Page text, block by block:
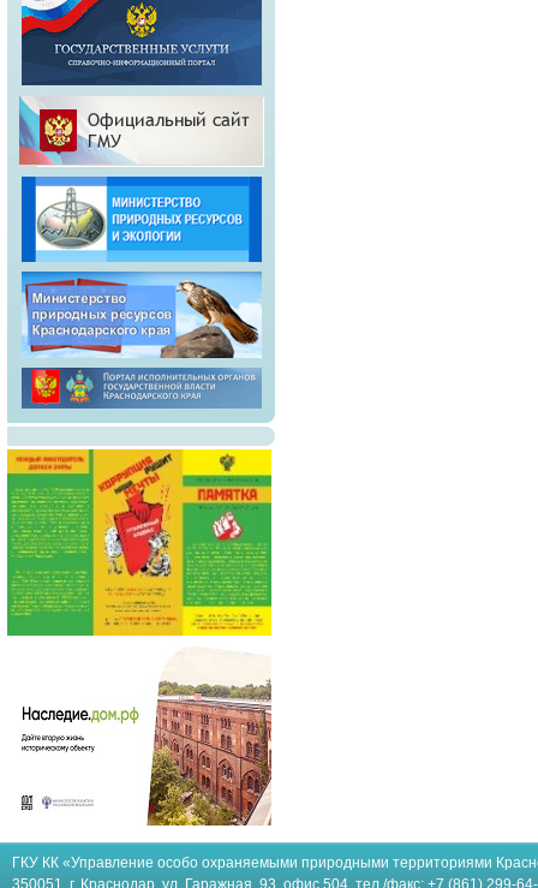
ГКУ КК «Управление особо охраняемыми природными территориями
350051, г. Краснодар, ул. Гаражная, 93, офис 504, тел./факс: +7 (861) 299-